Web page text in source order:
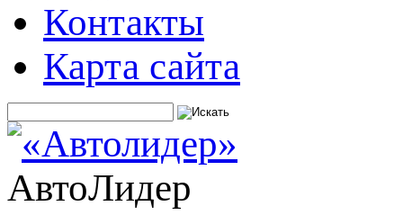
Контакты
Карта сайта
АвтоЛидер